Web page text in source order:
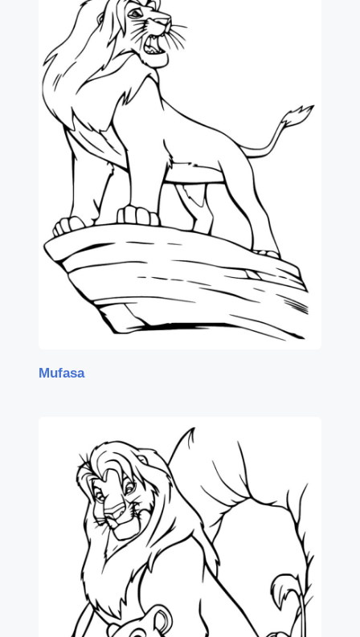
Mufasa